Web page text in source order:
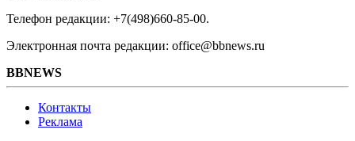
Телефон редакции: +7(498)660-85-00.
Электронная почта редакции: office@bbnews.ru
BBNEWS
Контакты
Реклама